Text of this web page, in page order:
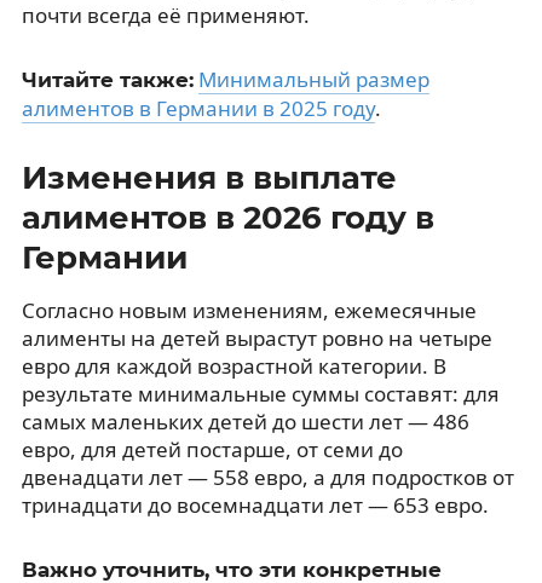
почти всегда её применяют.
Читайте также: Минимальный размер
алиментов в Германии в 2025 году.
Изменения в выплате
алиментов в 2026 году в
Германии
Согласно новым изменениям, ежемесячные
алименты на детей вырастут ровно на четыре
евро для каждой возрастной категории. В
результате минимальные суммы составят: для
самых маленьких детей до шести лет — 486
евро, для детей постарше, от семи до
двенадцати лет — 558 евро, а для подростков от
тринадцати до восемнадцати лет — 653 евро.
Важно уточнить, что эти конкретные